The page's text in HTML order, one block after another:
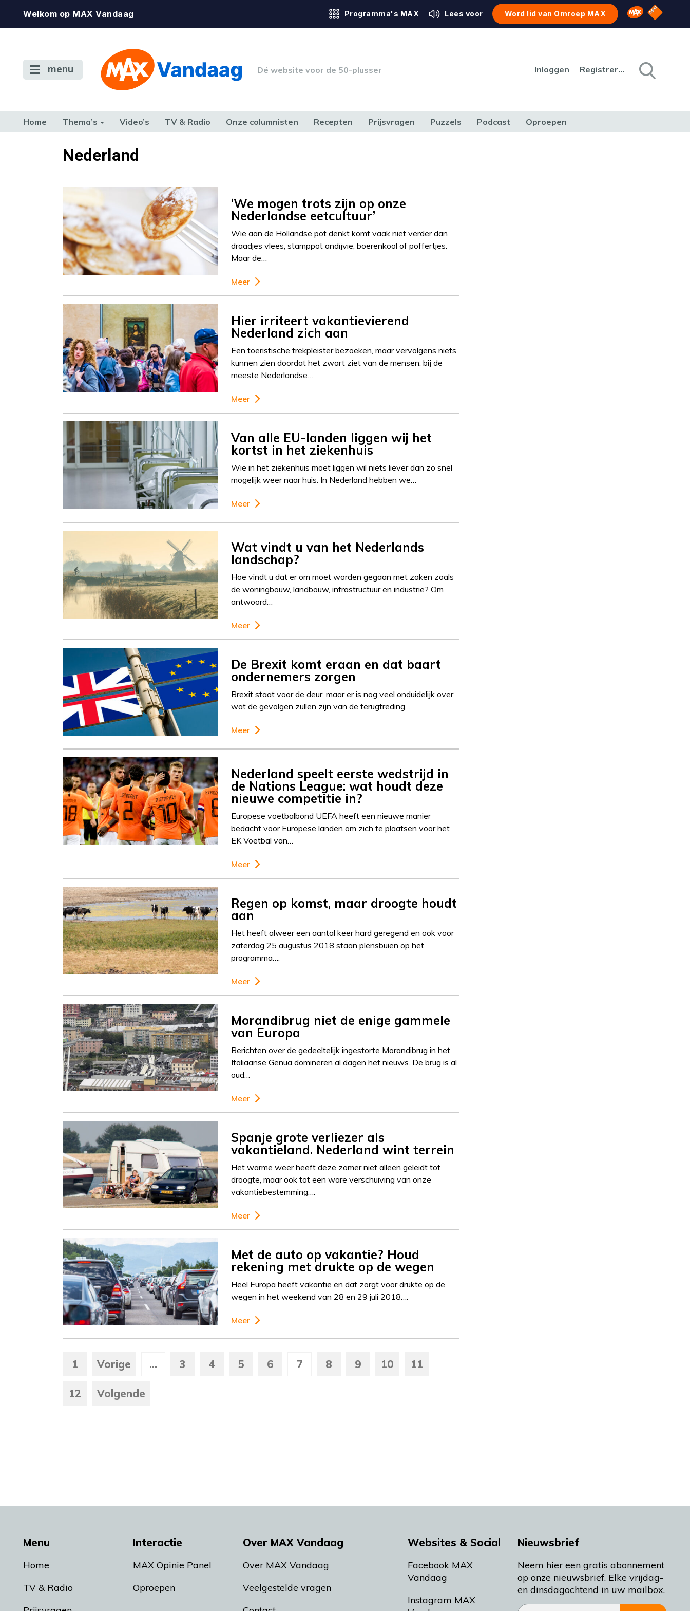
Welkom op MAX Vandaag Programma's MAX Lees voor Word lid van Omroep MAX Omroep MAX
NPO
menu Dé website voor de 50-plusser Inloggen Registreren
Home Thema’s Video’s TV & Radio Onze columnisten Recepten Prijsvragen Puzzels Podcast Oproepen
TERUG NAAR TOENNederland
‘We mogen trots zijn op onze
Nederlandse eetcultuur’
Wie aan de Hollandse pot denkt komt vaak niet verder dan
draadjes vlees, stamppot andijvie, boerenkool of poffertjes.
Maar de…
Meer
Hier irriteert vakantievierend
Nederland zich aan
Een toeristische trekpleister bezoeken, maar vervolgens niets
kunnen zien doordat het zwart ziet van de mensen: bij de
meeste Nederlandse…
Meer
Van alle EU-landen liggen wij het
kortst in het ziekenhuis
Wie in het ziekenhuis moet liggen wil niets liever dan zo snel
mogelijk weer naar huis. In Nederland hebben we…
Meer
Wat vindt u van het Nederlands
landschap?
Hoe vindt u dat er om moet worden gegaan met zaken zoals
de woningbouw, landbouw, infrastructuur en industrie? Om
antwoord…
Meer
De Brexit komt eraan en dat baart
ondernemers zorgen
Brexit staat voor de deur, maar er is nog veel onduidelijk over
wat de gevolgen zullen zijn van de terugtreding…
Meer
Nederland speelt eerste wedstrijd in
de Nations League: wat houdt deze
nieuwe competitie in?
Europese voetbalbond UEFA heeft een nieuwe manier
bedacht voor Europese landen om zich te plaatsen voor het
EK Voetbal van…
Meer
Regen op komst, maar droogte houdt
aan
Het heeft alweer een aantal keer hard geregend en ook voor
zaterdag 25 augustus 2018 staan plensbuien op het
programma….
Meer
Morandibrug niet de enige gammele
van Europa
Berichten over de gedeeltelijk ingestorte Morandibrug in het
Italiaanse Genua domineren al dagen het nieuws. De brug is al
oud…
Meer
Spanje grote verliezer als
vakantieland. Nederland wint terrein
Het warme weer heeft deze zomer niet alleen geleidt tot
droogte, maar ook tot een ware verschuiving van onze
vakantiebestemming….
Meer
Met de auto op vakantie? Houd
rekening met drukte op de wegen
Heel Europa heeft vakantie en dat zorgt voor drukte op de
wegen in het weekend van 28 en 29 juli 2018….
Meer
1 Vorige ... 3 4 5 6 7 8 9 10 11
12 Volgende
Menu
Home
TV & Radio
Interactie
MAX Opinie Panel
Oproepen
Over MAX Vandaag
Over MAX Vandaag
Veelgestelde vragen
Websites & Social
Facebook MAX
Vandaag
Instagram MAX
Nieuwsbrief
Neem hier een gratis abonnement
op onze nieuwsbrief. Elke vrijdag-
en dinsdagochtend in uw mailbox.